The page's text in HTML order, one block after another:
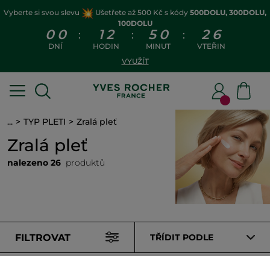
Vyberte si svou slevu Ušetřete až 500 Kč s kódy 500DOLU, 300DOLU,
100DOLU
0 0
DNÍ
: 1 2
HODIN
: 5 0
MINUT
: 2 5
VTEŘIN
VYUŽÍT
... TYP PLETI Zralá pleť
Zralá pleť
nalezeno 26 produktů
FILTROVAT TŘÍDIT PODLE